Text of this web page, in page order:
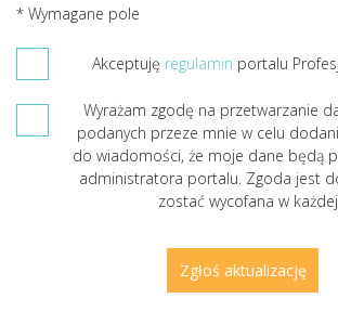
* Wymagane pole
Akceptuję regulamin portalu
Wyrażam zgodę na przetwarzanie
podanych przeze mnie w celu
do wiadomości, że moje dane będą
administratora portalu. Zgoda jest
zostać wycofana w